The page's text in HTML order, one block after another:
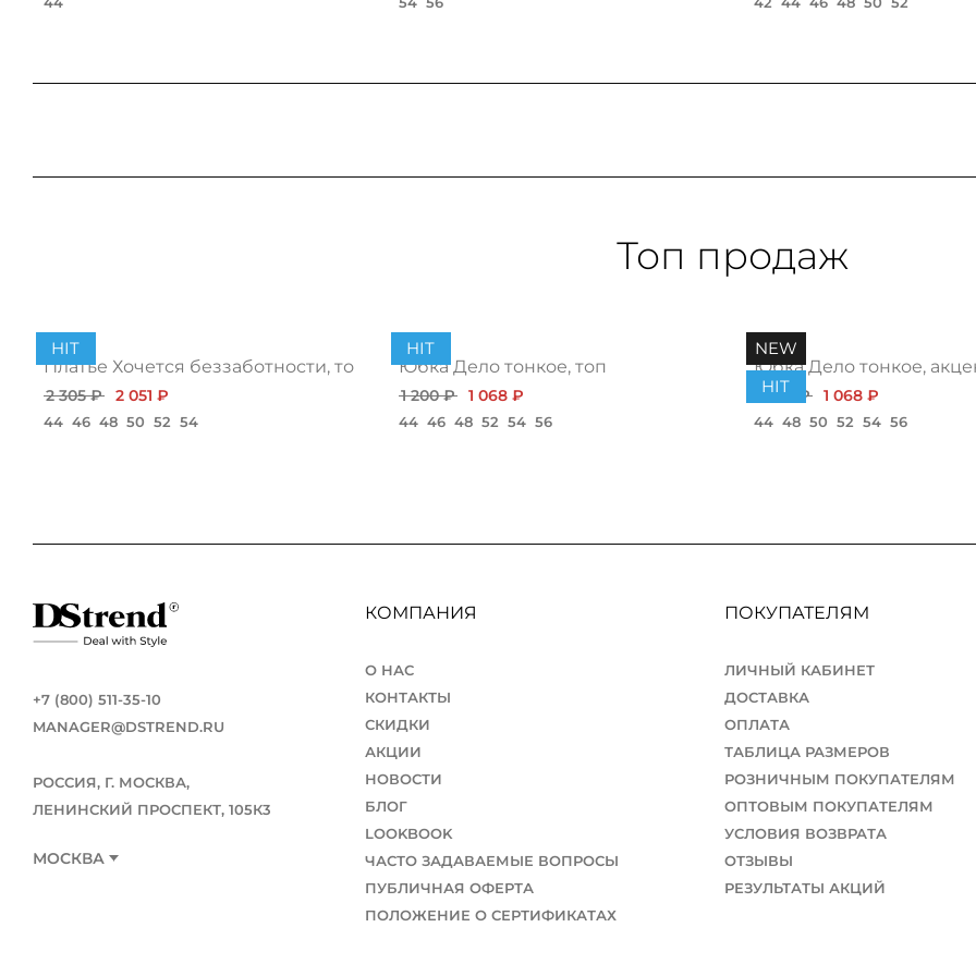
Топ продаж
HIT
Платье Хочется беззаботности, топ
2 305 ₽ 2 051 ₽
44 46 48 50 52 54
HIT
Юбка Дело тонкое, топ
1 200 ₽ 1 068 ₽
44 46 48 52 54 56
NEW
HIT
Юбка Дело тонкое,
1 200 ₽ 1 068 ₽
44 48 50 52 54 56
+7 (800) 511-35-10
MANAGER@DSTREND.RU
РОССИЯ, Г. МОСКВА,
ЛЕНИНСКИЙ ПРОСПЕКТ, 105К3
МОСКВА
КОМПАНИЯ
О НАС
КОНТАКТЫ
СКИДКИ
АКЦИИ
НОВОСТИ
БЛОГ
LOOKBOOK
ЧАСТО ЗАДАВАЕМЫЕ ВОПРОСЫ
ПУБЛИЧНАЯ ОФЕРТА
ПОЛОЖЕНИЕ О СЕРТИФИКАТАХ
ПОКУПАТЕЛЯМ
ЛИЧНЫЙ КАБИНЕТ
ДОСТАВКА
ОПЛАТА
ТАБЛИЦА РАЗМЕРОВ
РОЗНИЧНЫМ ПОКУПАТЕЛЯМ
ОПТОВЫМ ПОКУПАТЕЛЯМ
УСЛОВИЯ ВОЗВРАТА
ОТЗЫВЫ
РЕЗУЛЬТАТЫ АКЦИЙ